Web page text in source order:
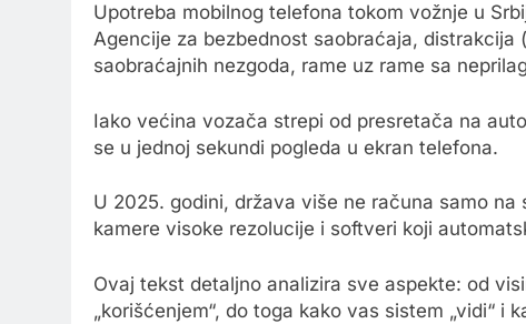
Upotreba mobilnog telefona tokom vožnje u
Agencije za bezbednost saobraćaja,
saobraćajnih nezgoda, rame uz rame sa
Iako većina vozača strepi od presretača na
se u jednoj sekundi pogleda u ekran telefona.
U 2025. godini, država više ne računa samo
kamere visoke rezolucije i softveri koji
Ovaj tekst detaljno analizira sve aspekte: od
„korišćenjem“, do toga kako vas sistem „vidi“ i